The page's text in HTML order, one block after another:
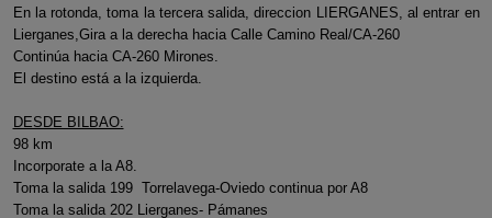
En la rotonda, toma la tercera salida, direccion LIERGANES, al entrar en
Lierganes,Gira a la derecha hacia Calle Camino Real/CA-260
Continúa hacia CA-260 Mirones.
El destino está a la izquierda.
DESDE BILBAO:
98 km
Incorporate a la A8.
Toma la salida 199 Torrelavega-Oviedo continua por A8
Toma la salida 202 Lierganes- Pámanes